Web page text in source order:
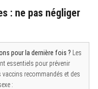
: ne pas négliger
pour la dernière fois ? Les
essentiels pour prévenir
recommandés et des
: